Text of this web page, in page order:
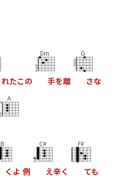
れたこの
Dm
手を離
G
さな
A
B
く よ 例
C#
え辛く
F#
ても